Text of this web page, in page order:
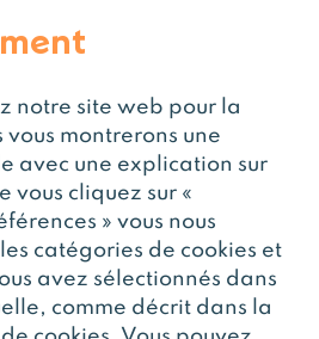
notre site web pour la
montrerons une
avec une explication sur
vous cliquez sur «
» vous nous
catégories de cookies et
avez sélectionnés dans
comme décrit dans la